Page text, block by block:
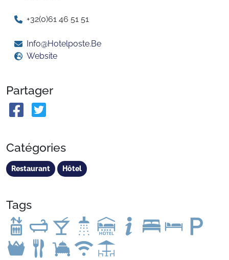
+32(0)61 46 51 51
Info@Hotelposte.Be
Website
Partager
Catégories
Restaurant Hôtel
Tags